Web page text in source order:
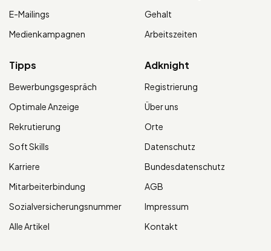
E-Mailings
Medienkampagnen
Gehalt
Arbeitszeiten
Tipps
Bewerbungsgespräch
Optimale Anzeige
Rekrutierung
Soft Skills
Karriere
Mitarbeiterbindung
Sozialversicherungsnummer
Alle Artikel
Adknight
Registrierung
Über uns
Orte
Datenschutz
Bundesdatenschutz
AGB
Impressum
Kontakt